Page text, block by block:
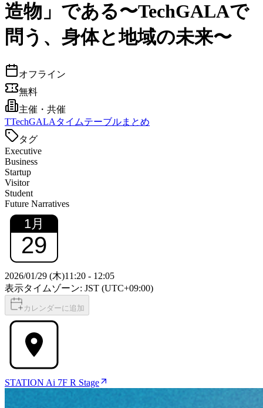
造物」である〜TechGALAで
問う、身体と地域の未来〜
オフライン
無料
主催・共催
TTechGALAタイムテーブルまとめ
タグ
Executive
Business
Startup
Visitor
Student
Future Narratives
1月
29
2026/01/29 (木)11:20 - 12:05
表示タイムゾーン: JST (UTC+09:00)
カレンダーに追加
STATION Ai 7F R Stage